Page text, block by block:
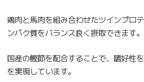
鶏肉と馬肉を組み合わせたツインプロ
ンパク質をバランス良く摂取できます。
国産の鰹節を配合することで、嗜好性
を実現しています。